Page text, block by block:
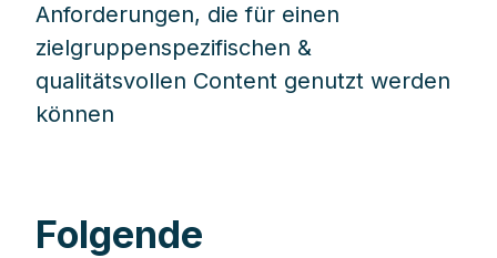
Anforderungen, die für einen
zielgruppenspezifischen &
qualitätsvollen Content genutzt werden
können
Folgende